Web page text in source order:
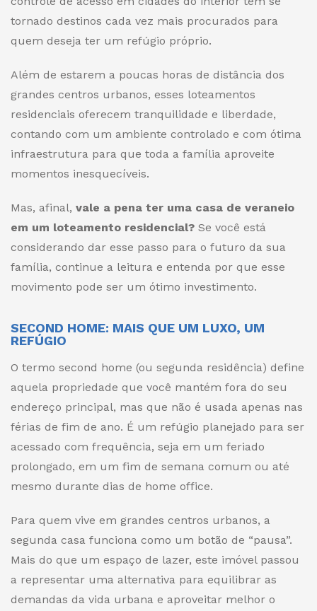
tornado destinos cada vez mais procurados para
quem deseja ter um refúgio próprio.
Além de estarem a poucas horas de distância dos
grandes centros urbanos, esses loteamentos
residenciais oferecem tranquilidade e liberdade,
contando com um ambiente controlado e com ótima
infraestrutura para que toda a família aproveite
momentos inesquecíveis.
Mas, afinal, vale a pena ter uma casa de veraneio
em um loteamento residencial? Se você está
considerando dar esse passo para o futuro da sua
família, continue a leitura e entenda por que esse
movimento pode ser um ótimo investimento.
SECOND HOME: MAIS QUE UM LUXO, UM
REFÚGIO
O termo second home (ou segunda residência) define
aquela propriedade que você mantém fora do seu
endereço principal, mas que não é usada apenas nas
férias de fim de ano. É um refúgio planejado para ser
acessado com frequência, seja em um feriado
prolongado, em um fim de semana comum ou até
mesmo durante dias de home office.
Para quem vive em grandes centros urbanos, a
segunda casa funciona como um botão de “pausa”.
Mais do que um espaço de lazer, este imóvel passou
a representar uma alternativa para equilibrar as
demandas da vida urbana e aproveitar melhor o